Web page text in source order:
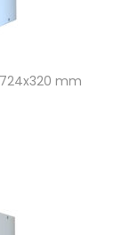
mm